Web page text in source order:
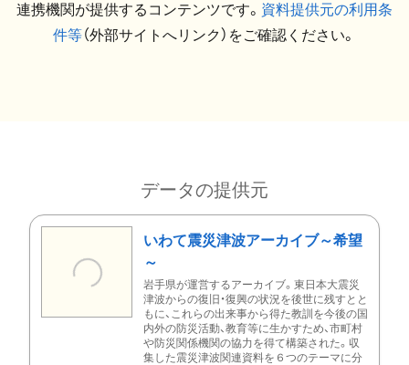
連携機関が提供するコンテンツです。 資料提供元の利用条
件等（外部サイトへリンク）をご確認ください。
データの提供元
いわて震災津波アーカイブ～希望
～
岩手県が運営するアーカイブ。東日本大震災
津波からの復旧・復興の状況を後世に残すとと
もに、これらの出来事から得た教訓を今後の国
内外の防災活動、教育等に生かすため、市町村
や防災関係機関の協力を得て構築された。収
集した震災津波関連資料を６つのテーマに分